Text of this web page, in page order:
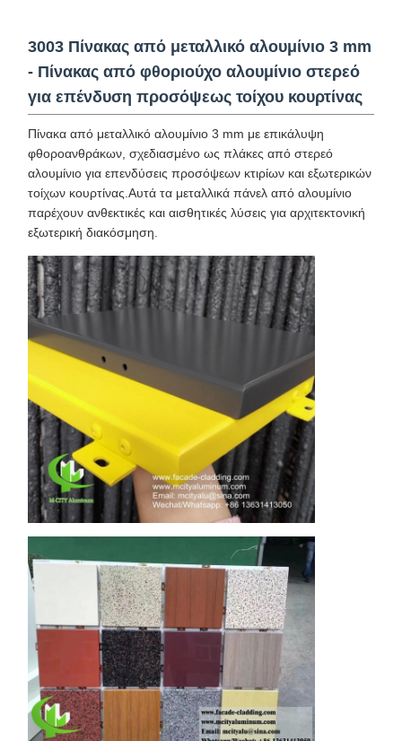
3003 Πίνακας από μεταλλικό αλουμίνιο 3 mm
- Πίνακας από φθοριούχο αλουμίνιο στερεό
για επένδυση προσόψεως τοίχου κουρτίνας
Πίνακα από μεταλλικό αλουμίνιο 3 mm με επικάλυψη
φθοροανθράκων, σχεδιασμένο ως πλάκες από στερεό
αλουμίνιο για επενδύσεις προσόψεων κτιρίων και εξωτερικών
τοίχων κουρτίνας.Αυτά τα μεταλλικά πάνελ από αλουμίνιο
παρέχουν ανθεκτικές και αισθητικές λύσεις για αρχιτεκτονική
εξωτερική διακόσμηση.